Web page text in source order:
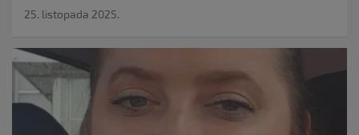
25. listopada 2025.